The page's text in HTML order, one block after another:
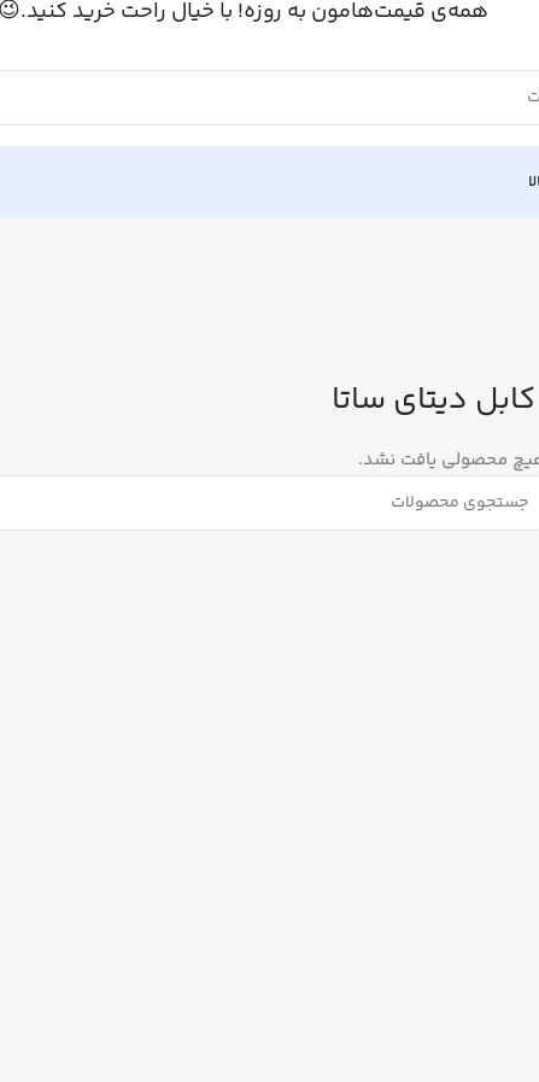
همه‌ی قیمت‌هامون به روزه! با خیال راحت خرید کنید.😉
کابل دیتای ساتا
محصولی یافت نشد.